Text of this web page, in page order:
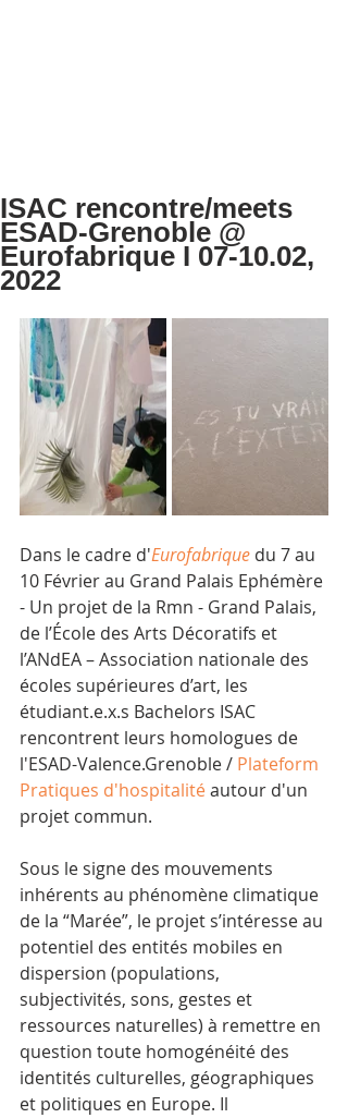
ISAC rencontre/meets
ESAD-Grenoble @
Eurofabrique I 07-10.02,
2022
Dans le cadre d'Eurofabrique du 7 au
10 Février au Grand Palais Ephémère
- Un projet de la Rmn - Grand Palais,
de l’École des Arts Décoratifs et
l’ANdEA – Association nationale des
écoles supérieures d’art, les
étudiant.e.x.s Bachelors ISAC
rencontrent leurs homologues de
l'ESAD-Valence.Grenoble / Plateform
Pratiques d'hospitalité autour d'un
projet commun.
Sous le signe des mouvements
inhérents au phénomène climatique
de la “Marée”, le projet s’intéresse au
potentiel des entités mobiles en
dispersion (populations,
subjectivités, sons, gestes et
ressources naturelles) à remettre en
question toute homogénéité des
identités culturelles, géographiques
et politiques en Europe. Il